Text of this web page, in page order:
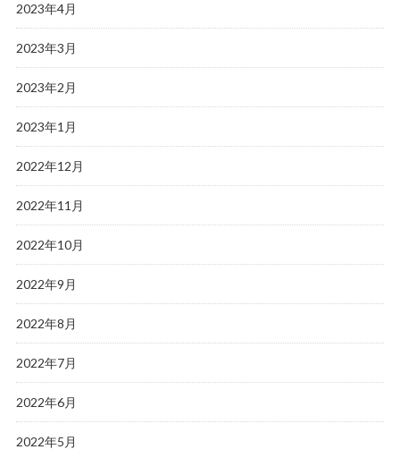
2023年4月
2023年3月
2023年2月
2023年1月
2022年12月
2022年11月
2022年10月
2022年9月
2022年8月
2022年7月
2022年6月
2022年5月